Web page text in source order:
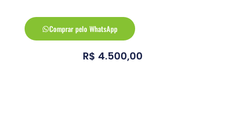
Comprar pelo WhatsApp
R$ 4.500,00